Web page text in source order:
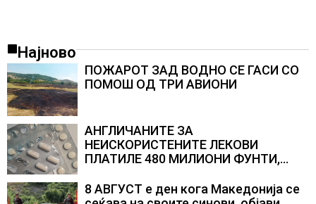
Најново
ПОЖАРОТ ЗАД ВОДНО СЕ ГАСИ СО
ПОМОШ ОД ТРИ АВИОНИ
АНГЛИЧАНИТЕ ЗА
НЕИСКОРИСТЕНИТЕ ЛЕКОВИ
ПЛАТИЛЕ 480 МИЛИОНИ ФУНТИ,
само лекови што навистина им се
потребни
8 АВГУСТ е ден кога Македонија се